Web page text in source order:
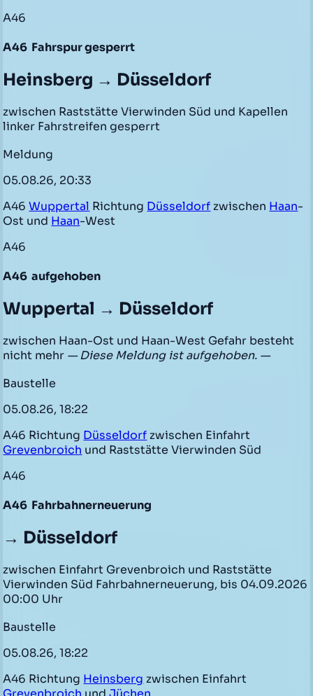
A46
A46 Fahrspur gesperrt
Heinsberg → Düsseldorf
zwischen Raststätte Vierwinden Süd und Kapellen
linker Fahrstreifen gesperrt
Meldung
05.08.26, 20:33
A46Wuppertal Richtung Düsseldorf zwischen Haan-
Ost und Haan-West
A46
A46 aufgehoben
Wuppertal → Düsseldorf
zwischen Haan-Ost und Haan-West Gefahr besteht
nicht mehr — Diese Meldung ist aufgehoben. —
Baustelle
05.08.26, 18:22
A46 Richtung Düsseldorf zwischen Einfahrt
Grevenbroich und Raststätte Vierwinden Süd
A46
A46 Fahrbahnerneuerung
→ Düsseldorf
zwischen Einfahrt Grevenbroich und Raststätte
Vierwinden Süd Fahrbahnerneuerung, bis 04.09.2026
00:00 Uhr
Baustelle
05.08.26, 18:22
A46 Richtung Heinsberg zwischen Einfahrt